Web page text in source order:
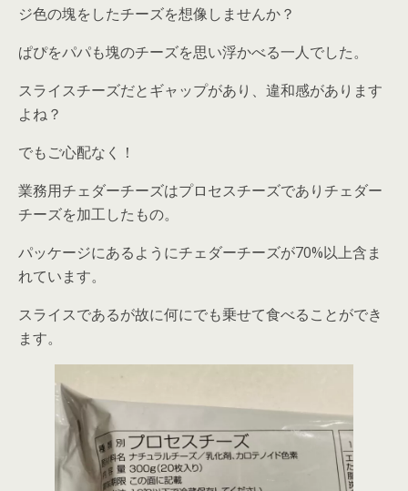
ジ色の塊をしたチーズを想像しませんか？
ぱぴをパパも塊のチーズを思い浮かべる一人でした。
スライスチーズだとギャップがあり、違和感があります
よね？
でもご心配なく！
業務用チェダーチーズはプロセスチーズでありチェダー
チーズを加工したもの。
パッケージにあるようにチェダーチーズが70%以上含ま
れています。
スライスであるが故に何にでも乗せて食べることができ
ます。